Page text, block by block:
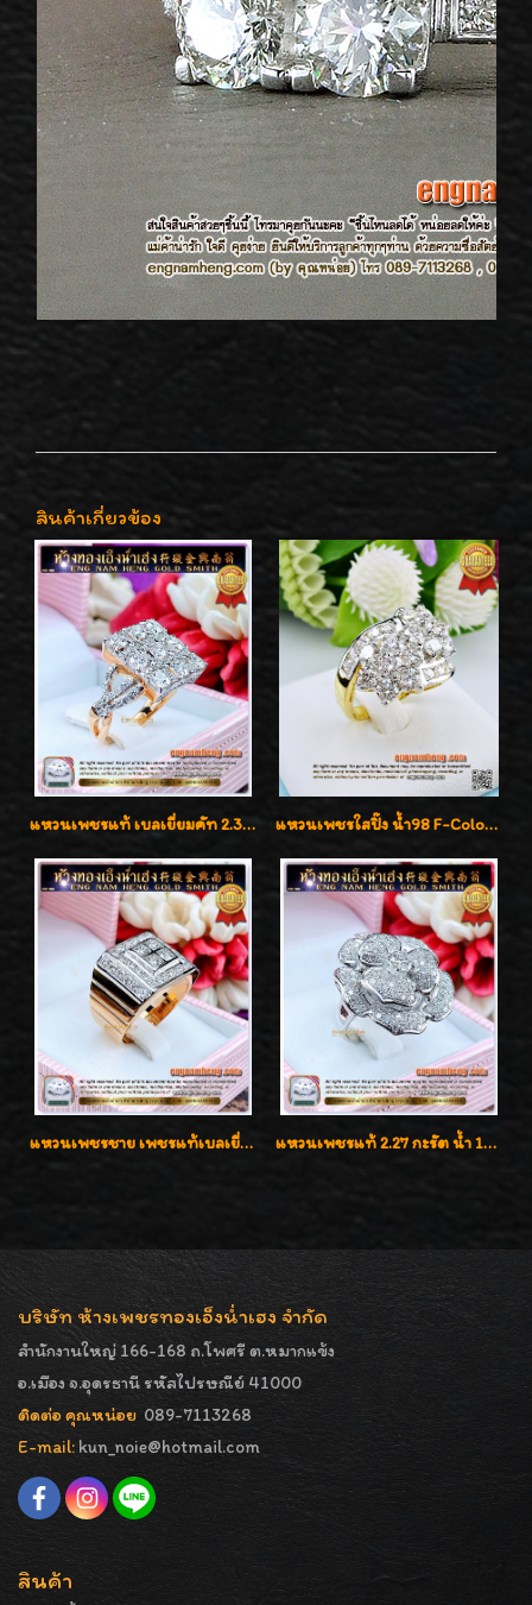
สินค้าเกี่ยวข้อง
แหวนเพชรแท้ เบลเยี่ยมคัท 2.39 กะรัต น้ำ 98 F-Color/VVS ดีไซน์หน้ากว้างหรูเต็มนิ้ว แหวนเพชรใสปิ๊ง น้ำ98 F-Color/VVS1 น้ำหนักเพชรรวม 2.56 กะรัต ใส่เต็มนิ้วเพชรเป็นน้ำเป็นเนื้อสวยมากๆค่ะ
แหวนเพชรชาย เพชรแท้เบลเยี่ยมคัท น้ำ100% D-Color/VVS 2.46 กะรัต แหวนเพชรแท้ 2.27 กะรัต น้ำ 100% เบลเยี่ยมคัท ลวดลายดอกกุหลาบหรู
บริษัท ห้างเพชรทองเอ็งน่ำเฮง จำกัด
สำนักงานใหญ่ 166-168 ถ.โพศรี ต.หมากแข้ง
อ.เมือง จ.อุดรธานี รหัสไปรษณีย์ 41000
ติดต่อ คุณหน่อย 089-7113268
E-mail: kun_noie@hotmail.com
สินค้า